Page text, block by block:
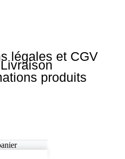
légales et CGV
Livraison
produits